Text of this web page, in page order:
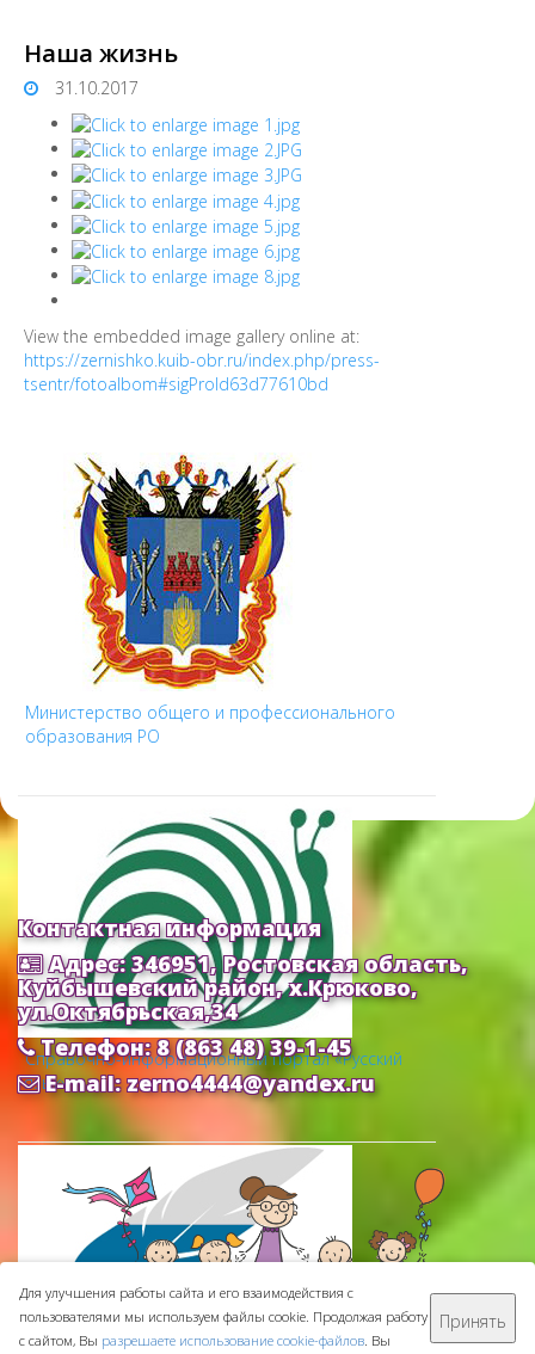
Наша жизнь
31.10.2017
View the embedded image gallery online at:
https://zernishko.kuib-obr.ru/index.php/press-
tsentr/fotoalbom#sigProId63d77610bd
Министерство общего и профессионального
образования РО
Cправочно-информационный портал «Русский
язык»
Контактная информация
Адрес: 346951, Ростовская область,
Куйбышевский район, х.Крюково,
ул.Октябрьская,34
Телефон: 8 (863 48) 39-1-45
E-mail: zerno4444@yandex.ru
МБДОУ ДС "Зернышко" © 2016-2026
Для улучшения работы сайта и его взаимодействия с
пользователями мы используем файлы cookie. Продолжая работу
с сайтом, Вы разрешаете использование cookie-файлов. Вы
Принять